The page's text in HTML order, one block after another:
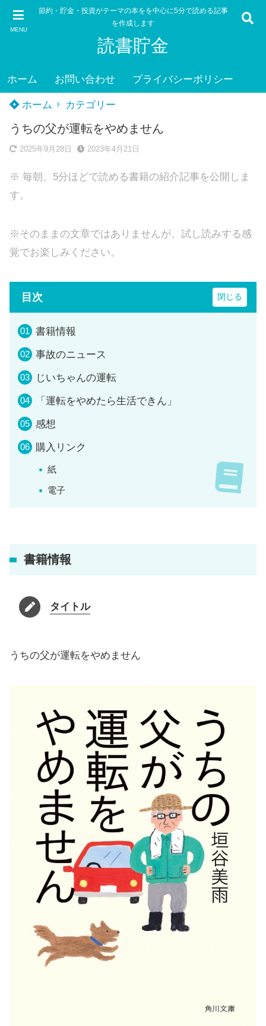
MENU
節約・貯金・投資がテーマの本をを中心に5分で読める記事
を作成します
読書貯金
ホーム お問い合わせ プライバシーポリシー
ホーム カテゴリー
うちの父が運転をやめません
2025年9月28日 2023年4月21日
※ 毎朝、5分ほどで読める書籍の紹介記事を公開しま
す。
※そのままの文章ではありませんが、試し読みする感
覚でお楽しみください。
目次
書籍情報
事故のニュース
じいちゃんの運転
「運転をやめたら生活できん」
感想
購入リンク
紙
電子
書籍情報
タイトル
うちの父が運転をやめません